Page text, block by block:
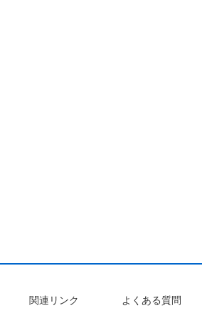
関連リンク よくある質問